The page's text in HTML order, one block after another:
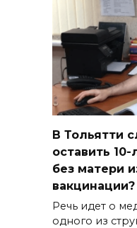
В Тольятти
оставить
без матери
вакцинации?
Речь идет о
одного из